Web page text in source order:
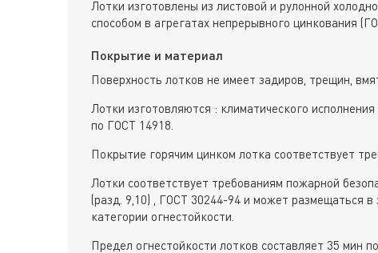
Лотки изготовлены из листовой и рулонной
способом в агрегатах непрерывного цинкования
Покрытие и материал
Поверхность лотков не имеет задиров, трещин,
Лотки изготовляются : климатического
по ГОСТ 14918.
Покрытие горячим цинком лотка соответствует
Лотки соответствует требованиям пожарной
(разд. 9,10) , ГОСТ 30244-94 и может размещаться
категории огнестойкости.
Предел огнестойкости лотков составляет 35 мин